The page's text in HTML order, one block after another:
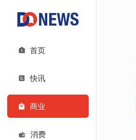
首页
快讯
商业
消费